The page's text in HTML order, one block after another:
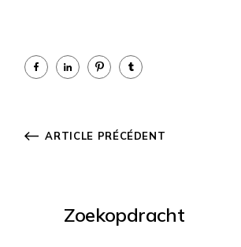
ARTICLE PRÉCÉDENT
Zoekopdracht